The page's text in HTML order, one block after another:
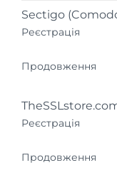
Sectigo
Реєстрація
Продовження
Реєстрація
Продовження